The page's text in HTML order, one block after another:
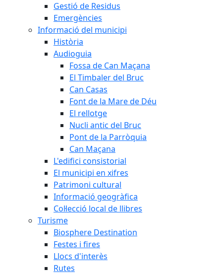
Gestió de Residus
Emergències
Informació del municipi
Història
Audioguia
Fossa de Can Maçana
El Timbaler del Bruc
Can Casas
Font de la Mare de Déu
El rellotge
Nucli antic del Bruc
Pont de la Parròquia
Can Maçana
L'edifici consistorial
El municipi en xifres
Patrimoni cultural
Informació geogràfica
Col·lecció local de llibres
Turisme
Biosphere Destination
Festes i fires
Llocs d'interès
Rutes